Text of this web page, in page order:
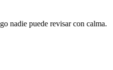
nadie puede revisar con calma.